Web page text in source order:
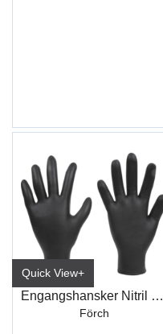
Quick View+
Engangshansker Nitril Sort
Förch